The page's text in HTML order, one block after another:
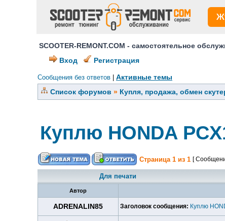
SCOOTER-REMONT.COM - самостоятельное
Вход
Регистрация
Сообщения без ответов
Активные темы
Список форумов » Купля, продажа, обмен
Куплю HONDA
Страница 1 из 1 [
Для печати
Автор
ADRENALIN85 Заголовок сообщения: Куплю